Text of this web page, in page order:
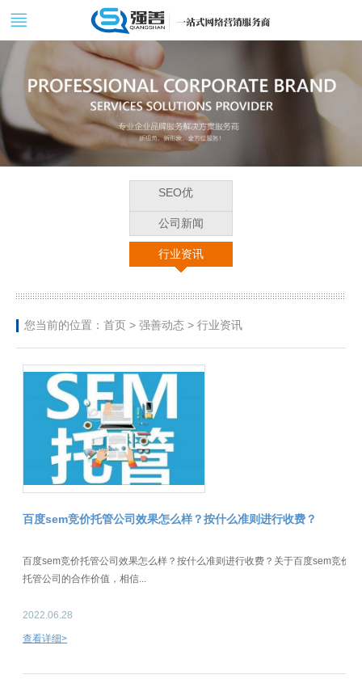
SEO优
化学堂
公司新闻
行业资讯
您当前的位置： 首页 > 强善动态 > 行业资讯
百度sem竞价托管公司效果怎么样？按什么准则进行收费？
百度sem竞价托管公司效果怎么样？按什么准则进行收费？关于百度sem竞价
托管公司的合作价值，相信...
2022.06.28
查看详细>